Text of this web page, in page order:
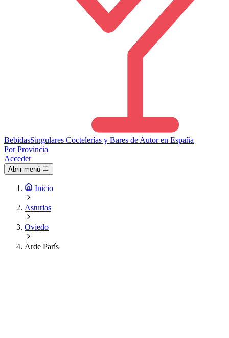
BebidasSingulares Coctelerías y Bares de Autor en España
Por Provincia
Acceder
Abrir menú
Inicio
Asturias
Oviedo
Arde París